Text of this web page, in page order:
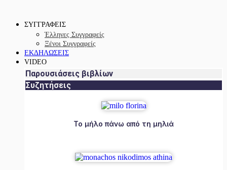
ΣΥΓΓΡΑΦΕΙΣ
Έλληνες Συγγραφείς
Ξένοι Συγγραφείς
ΕΚΔΗΛΩΣΕΙΣ
VIDEO
Παρουσιάσεις βιβλίων
Συζητήσεις
Το μήλο πάνω από τη μηλιά